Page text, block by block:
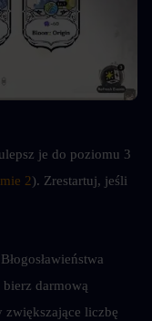
je do poziomu 3
2). Zrestartuj, jeśli
darmową
liczbę